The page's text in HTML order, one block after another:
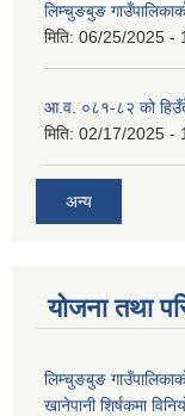
लिम्चुङबुङ
मिति: 06/25/2025 -
आ.व. ०८१-८२ को
मिति: 02/17/2025 -
अन्य
योजना तथा
लिम्चुङबुङ
खानेपानी शिर्षकमा